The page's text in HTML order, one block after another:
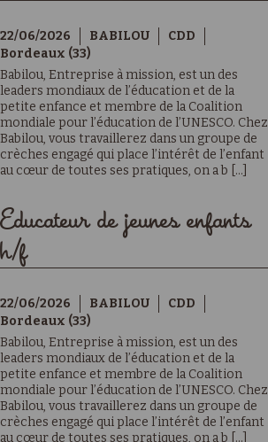
22/06/2026 BABILOU
CDD
Bordeaux (33)
Babilou, Entreprise à mission, est un des
leaders mondiaux de l’éducation et de la
petite enfance et membre de la Coalition
mondiale pour l’éducation de l’UNESCO. Chez
Babilou, vous travaillerez dans un groupe de
crèches engagé qui place l’intérêt de l’enfant
au cœur de toutes ses pratiques, on a b [...]
Educateur de jeunes enfants
h/f
22/06/2026 BABILOU
CDD
Bordeaux (33)
Babilou, Entreprise à mission, est un des
leaders mondiaux de l’éducation et de la
petite enfance et membre de la Coalition
mondiale pour l’éducation de l’UNESCO. Chez
Babilou, vous travaillerez dans un groupe de
crèches engagé qui place l’intérêt de l’enfant
au cœur de toutes ses pratiques, on a b [...]